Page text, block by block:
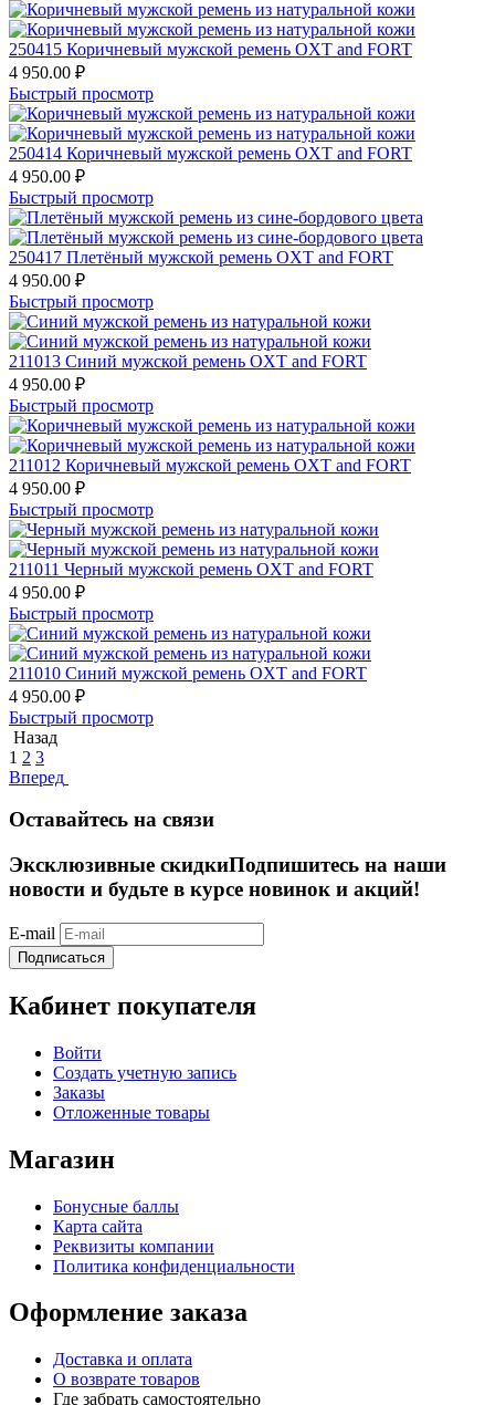
250415 Коричневый мужской ремень OXT and FORT
4 950.00 ₽
Быстрый просмотр
250414 Коричневый мужской ремень OXT and FORT
4 950.00 ₽
Быстрый просмотр
250417 Плетёный мужской ремень OXT and FORT
4 950.00 ₽
Быстрый просмотр
211013 Синий мужской ремень OXT and FORT
4 950.00 ₽
Быстрый просмотр
211012 Коричневый мужской ремень OXT and FORT
4 950.00 ₽
Быстрый просмотр
211011 Черный мужской ремень OXT and FORT
4 950.00 ₽
Быстрый просмотр
211010 Синий мужской ремень OXT and FORT
4 950.00 ₽
Быстрый просмотр
Назад
1 2 3
Вперед
Оставайтесь на связи
Эксклюзивные скидкиПодпишитесь на наши
новости и будьте в курсе новинок и акций!
E-mail
Подписаться
Кабинет покупателя
Войти
Создать учетную запись
Заказы
Отложенные товары
Магазин
Бонусные баллы
Карта сайта
Реквизиты компании
Политика конфиденциальности
Оформление заказа
Доставка и оплата
О возврате товаров
Где забрать самостоятельно